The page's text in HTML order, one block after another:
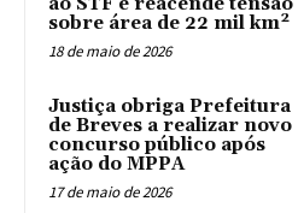
sobre área de 22 mil km²
18 de maio de 2026
Justiça obriga Prefeitura
de Breves a realizar novo
concurso público após
ação do MPPA
17 de maio de 2026